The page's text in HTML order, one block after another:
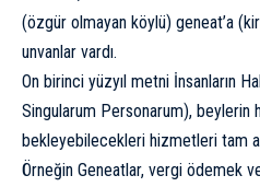
(özgür olmayan köylü) geneat’a
unvanlar vardı.
On birinci yüzyıl metni İnsanların
Singularum Personarum), beylerin
bekleyebilecekleri hizmetleri tam
Örneğin Geneatlar, vergi ödemek